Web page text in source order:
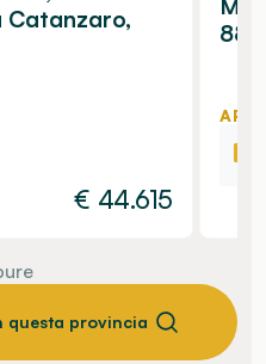
Catanzaro,
€ 44.615
questa provincia